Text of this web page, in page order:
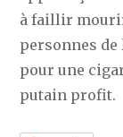
à faillir
personnes
pour une
putain profit.